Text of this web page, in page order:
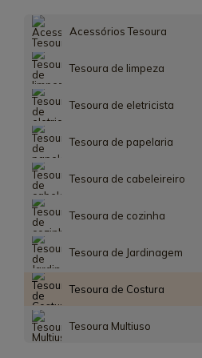
Acessórios Tesoura
Tesoura de limpeza
Tesoura de eletricista
Tesoura de papelaria
Tesoura de cabeleireiro
Tesoura de cozinha
Tesoura de Jardinagem
Tesoura de Costura
Tesoura Multiuso